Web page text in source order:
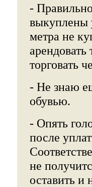
-
выкуплены
метра не
торговать
- Не знаю
обувью.
- Опять
после
не
оставить и